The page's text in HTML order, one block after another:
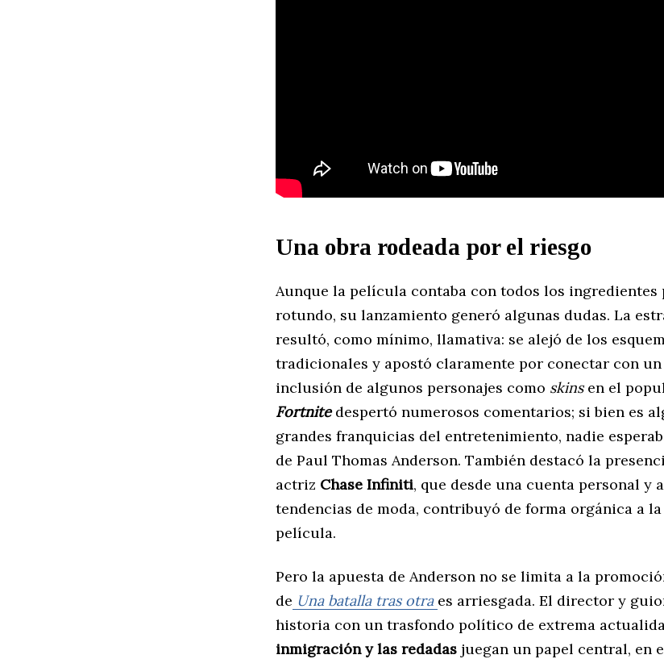
Una obra rodeada por el riesgo
Aunque la película contaba con todos los ingredientes
rotundo, su lanzamiento generó algunas dudas. La
resultó, como mínimo, llamativa: se alejó de los
tradicionales y apostó claramente por conectar con
inclusión de algunos personajes como skinsen el
Fortnitedespertó numerosos comentarios; si bien es
grandes franquicias del entretenimiento, nadie
de Paul Thomas Anderson. También destacó la
actriz Chase Infiniti, que desde una cuenta personal y
tendencias de moda, contribuyó de forma orgánica a
película.
Pero la apuesta de Anderson no se limita a la
de Una batalla tras otra es arriesgada. El director y
historia con un trasfondo político de extrema
inmigración y las redadas juegan un papel central, en